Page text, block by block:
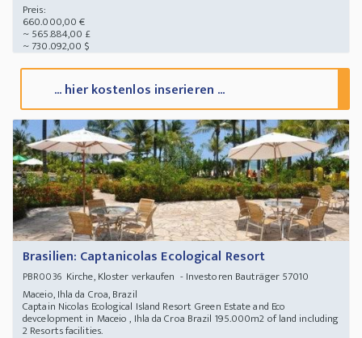
Preis:
660.000,00 €
~ 565.884,00 £
~ 730.092,00 $
... hier kostenlos inserieren ...
Brasilien: Captanicolas Ecological Resort
PBR0036Kirche, Kloster verkaufen - Investoren Bauträger 57010
Maceio, Ihla da Croa, Brazil
Captain Nicolas Ecological Island Resort Green Estate and Eco
devcelopment in Maceio , Ihla da Croa Brazil 195.000m2 of land including
2 Resorts facilities.